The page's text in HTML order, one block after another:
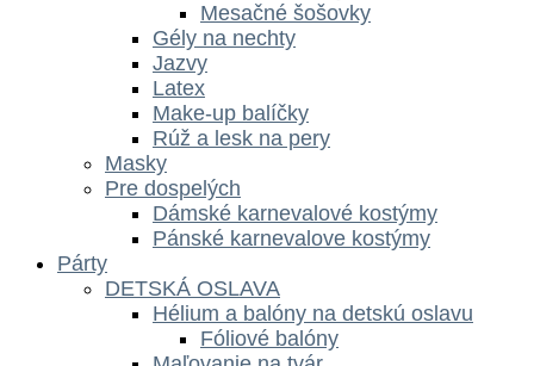
Mesačné šošovky
Gély na nechty
Jazvy
Latex
Make-up balíčky
Rúž a lesk na pery
Masky
Pre dospelých
Dámské karnevalové kostýmy
Pánské karnevalove kostýmy
Párty
DETSKÁ OSLAVA
Hélium a balóny na detskú oslavu
Fóliové balóny